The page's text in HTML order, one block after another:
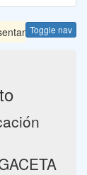
Toggle nav
las